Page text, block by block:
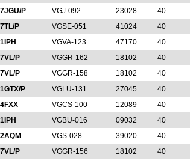
P
VGJ-092 23028 40
P
VGSE-051 41024 40
VGVA-123 47170 40
P
VGGR-162 18102 40
P
VGGR-158 18102 40
P
VGLU-131 27045 40
VGCS-100 12089 40
VGBU-016 09032 40
VGS-028 39020 40
P
VGGR-156 18102 40